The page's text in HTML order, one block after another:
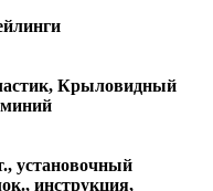
Крыловидный
установочный
инструкция,